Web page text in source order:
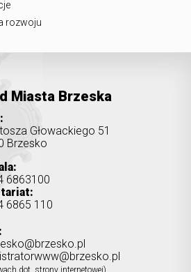
rozwoju
Miasta Brzeska
Głowackiego 51
Brzesko
6863100
6865 110